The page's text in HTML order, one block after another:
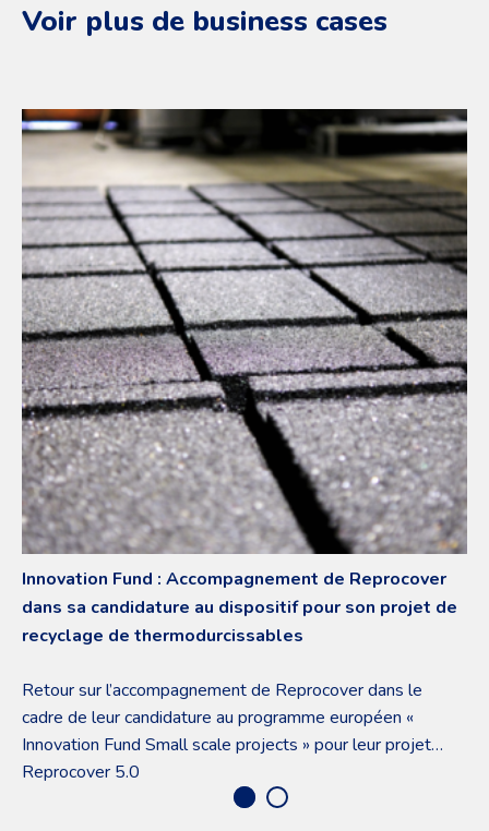
Voir plus de business cases
Innovation Fund : Accompagnement de Reprocover
dans sa candidature au dispositif pour son projet de
recyclage de thermodurcissables
Retour sur l’accompagnement de Reprocover dans le
cadre de leur candidature au programme européen «
Innovation Fund Small scale projects » pour leur projet
Reprocover 5.0